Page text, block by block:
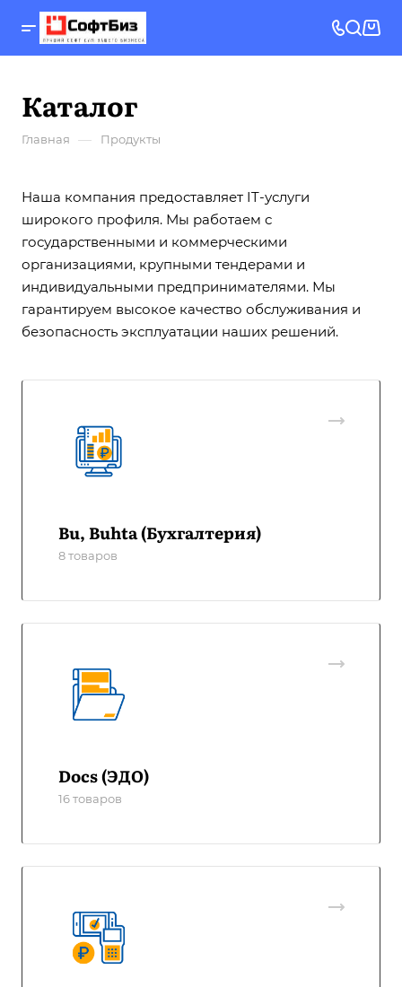
Каталог
Главная — Продукты
Наша компания предоставляет IT-услуги
широкого профиля. Мы работаем с
государственными и коммерческими
организациями, крупными тендерами и
индивидуальными предпринимателями. Мы
гарантируем высокое качество обслуживания и
безопасность эксплуатации наших решений.
Bu, Buhta (Бухгалтерия)
8 товаров
Docs (ЭДО)
16 товаров